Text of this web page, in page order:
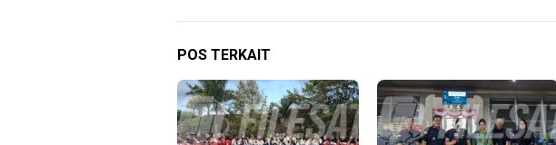
POS TERKAIT